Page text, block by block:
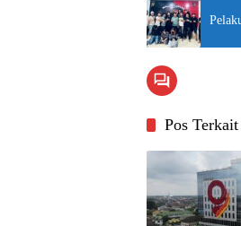
Pos Terkait